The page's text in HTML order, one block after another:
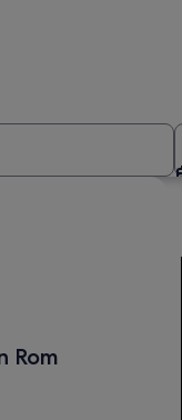
Rom